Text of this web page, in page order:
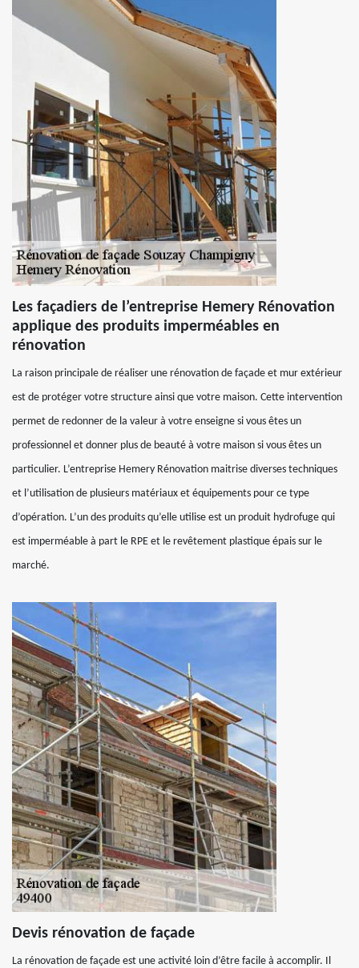
Les façadiers de l’entreprise Hemery Rénovation
applique des produits imperméables en
rénovation
La raison principale de réaliser une rénovation de façade et mur extérieur
est de protéger votre structure ainsi que votre maison. Cette intervention
permet de redonner de la valeur à votre enseigne si vous êtes un
professionnel et donner plus de beauté à votre maison si vous êtes un
particulier. L’entreprise Hemery Rénovation maitrise diverses techniques
et l’utilisation de plusieurs matériaux et équipements pour ce type
d’opération. L’un des produits qu’elle utilise est un produit hydrofuge qui
est imperméable à part le RPE et le revêtement plastique épais sur le
marché.
Devis rénovation de façade
La rénovation de façade est une activité loin d’être facile à accomplir. Il